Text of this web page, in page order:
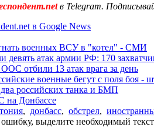
в Telegram.
в Google News
военных ВСУ в "котел" - СМИ
девять атак армии РФ: 170
отбили 13 атак врага за день
военные бегут с поля боя -
российских танка и БМП
на Донбассе
, донбасс, обстрел,
выделите необходимый